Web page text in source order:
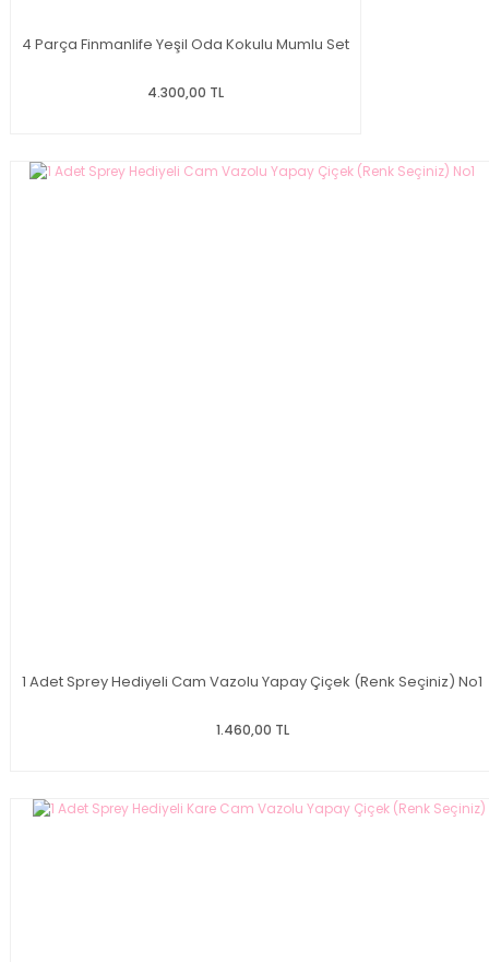
4 Parça Finmanlife Yeşil Oda Kokulu Mumlu Set
4.300,00 TL
1 Adet Sprey Hediyeli Cam Vazolu Yapay Çiçek (Renk Seçiniz) No1
1.460,00 TL